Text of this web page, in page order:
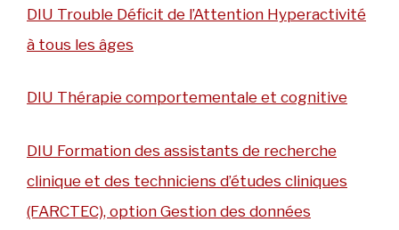
DIU Trouble Déficit de l’Attention Hyperactivité
à tous les âges
DIU Thérapie comportementale et cognitive
DIU Formation des assistants de recherche
clinique et des techniciens d’études cliniques
(FARCTEC), option Gestion des données